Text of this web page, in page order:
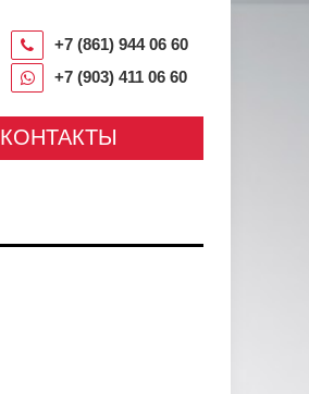
+7 (861) 944 06 60
+7 (903) 411 06 60
КОНТАКТЫ